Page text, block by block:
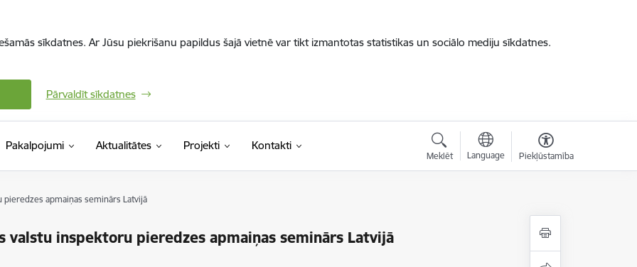
sīkdatnes. Ar Jūsu piekrišanu papildus šajā vietnē var tikt izmantotas statistikas un sociālo mediju sīkdatnes.
Pārvaldīt sīkdatnes
Pakalpojumi Aktualitātes Projekti Kontakti
Meklēt Language Piekļūstamība
apmaiņas seminārs Latvijā
valstu inspektoru pieredzes apmaiņas seminārs Latvijā